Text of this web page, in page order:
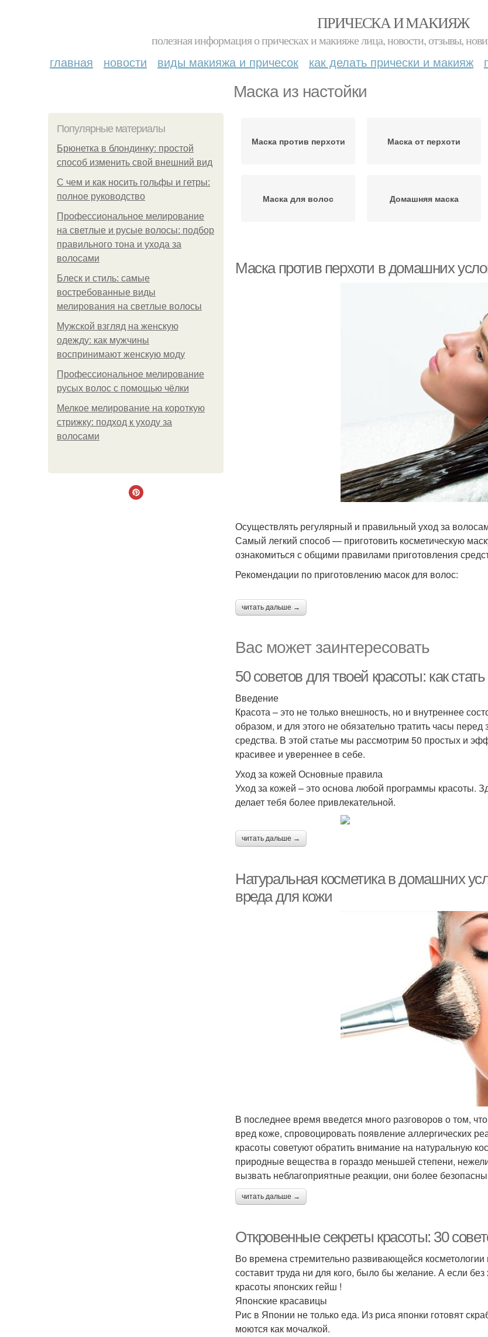
ПРИЧЕСКА И МАКИЯЖ
полезная информация о прическах и макияже лица, новости, отзывы,
главная новости виды макияжа и причесок как делать прически и макияж
Маска из настойки
Популярные материалы
Брюнетка в блондинку: простой
способ изменить свой внешний вид
С чем и как носить гольфы и гетры:
полное руководство
Профессиональное мелирование
на светлые и русые волосы: подбор
правильного тона и ухода за
волосами
Блеск и стиль: самые
востребованные виды
мелирования на светлые волосы
Мужской взгляд на женскую
одежду: как мужчины
воспринимают женскую моду
Профессиональное мелирование
русых волос с помощью чёлки
Мелкое мелирование на короткую
стрижку: подход к уходу за
волосами
Маска против перхоти Маска от перхоти
Маска для волос Домашняя маска
Маска против перхоти в домашних
Осуществлять регулярный и правильный уход за
Самый легкий способ — приготовить косметическую
ознакомиться с общими правилами приготовления
Рекомендации по приготовлению масок для волос:
читать дальше →
Вас может заинтересовать
50 советов для твоей красоты: как
Введение
Красота – это не только внешность, но и внутреннее
образом, и для этого не обязательно тратить часы
средства. В этой статье мы рассмотрим 50 простых и
красивее и увереннее в себе.
Уход за кожей Основные правила
Уход за кожей – это основа любой программы красоты.
делает тебя более привлекательной.
читать дальше →
Натуральная косметика в домашних
вреда для кожи
В последнее время введется много разговоров о том,
вред коже, спровоцировать появление аллергических
красоты советуют обратить внимание на натуральную
природные вещества в гораздо меньшей степени,
вызвать неблагоприятные реакции, они более
читать дальше →
Откровенные секреты красоты: 30
Во времена стремительно развивающейся
составит труда ни для кого, было бы желание. А если
красоты японских гейш !
Японские красавицы
Рис в Японии не только еда. Из риса японки готовят
моются как мочалкой.